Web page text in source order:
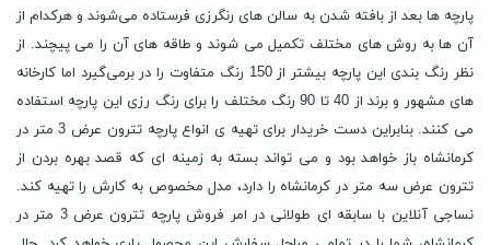
پارچه ‌ها بعد از بافته شدن به سالن ‌های رنگرزی فرستاده می‌شوند و هرکدام از
آن ها به روش ‌های مختلف تکمیل می ‌شوند و طاقه ‌های آن را می پیچند. از
نظر رنگ ‌بندی این پارچه بیشتر از 150 رنگ متفاوت را در برمی‌گیرد اما کارخانه
‌های مشهور و برند از 40 تا 90 رنگ مختلف را برای رنگ رزی این پارچه استفاده
می ‌کنند. بنابراین دست خریدار برای تهیه ی انواع پارچه تترون عرض 3 متر در
کرمانشاه باز خواهد بود و می تواند بسته به زمینه ای که قصد بهره بردن از
تترون عرض سه متر در کرمانشاه را دارد، مدل مخصوص به کارش را تهیه کند.
نساجی آنلاین با سابقه ای طولانی در امر فروش پارچه تترون عرض 3 متر در